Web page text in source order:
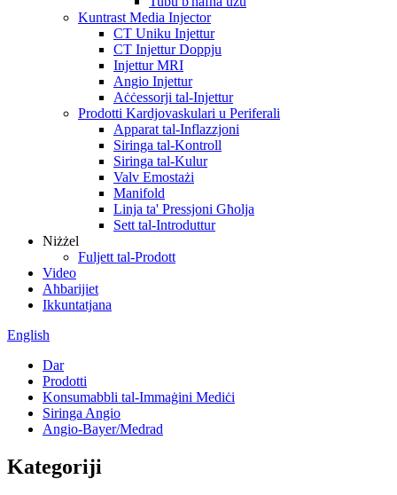
Kuntrast Media Injector
CT Uniku Injettur
CT Injettur Doppju
Injettur MRI
Angio Injettur
Aċċessorji tal-Injettur
Prodotti Kardjovaskulari u Periferali
Apparat tal-Inflazzjoni
Siringa tal-Kontroll
Siringa tal-Kulur
Valv Emostażi
Manifold
Linja ta' Pressjoni Għolja
Sett tal-Introduttur
Niżżel
Fuljett tal-Prodott
Video
Aħbarijiet
Ikkuntatjana
English
Dar
Prodotti
Konsumabbli tal-Immaġini Mediċi
Siringa Angio
Angio-Bayer/Medrad
Kategoriji